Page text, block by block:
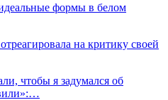
формы в белом
на критику своей
чтобы я задумался об